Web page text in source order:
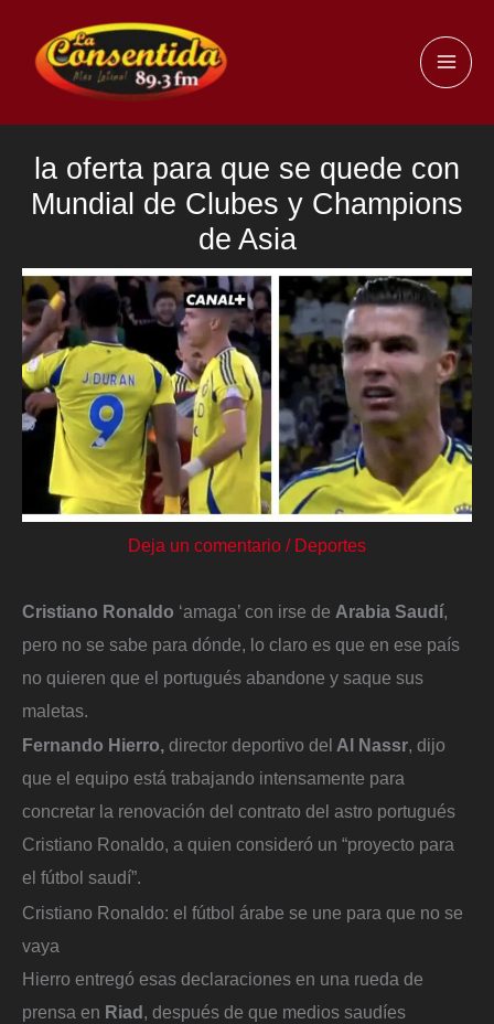
contenido
la oferta para que se quede con
Mundial de Clubes y Champions
de Asia
Deja un comentario / Deportes
Cristiano Ronaldo ‘amaga’ con irse de Arabia Saudí,
pero no se sabe para dónde, lo claro es que en ese país
no quieren que el portugués abandone y saque sus
maletas.
Fernando Hierro, director deportivo del Al Nassr, dijo
que el equipo está trabajando intensamente para
concretar la renovación del contrato del astro portugués
Cristiano Ronaldo, a quien consideró un “proyecto para
el fútbol saudí”.
Cristiano Ronaldo: el fútbol árabe se une para que no se
vaya
Hierro entregó esas declaraciones en una rueda de
prensa en Riad, después de que medios saudíes